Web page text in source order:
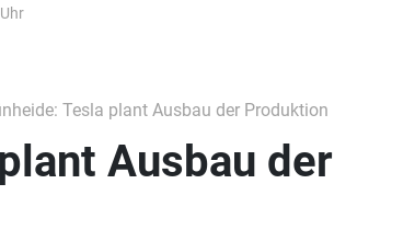
Uhr
Tesla plant Ausbau der Produktion
Ausbau der